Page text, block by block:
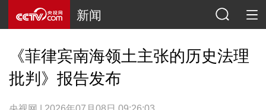
新闻
《菲律宾南海领土主张的历史法理
批判》报告发布